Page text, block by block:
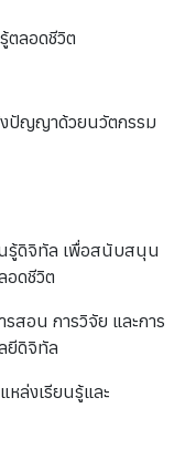
ตลอดชีวิต
ปัญญาด้วยนวัตกรรม
รู้ดิจิทัล เพื่อสนับสนุน
อดชีวิต
รสอน การวิจัย และการ
ยีดิจิทัล
หล่งเรียนรู้และ